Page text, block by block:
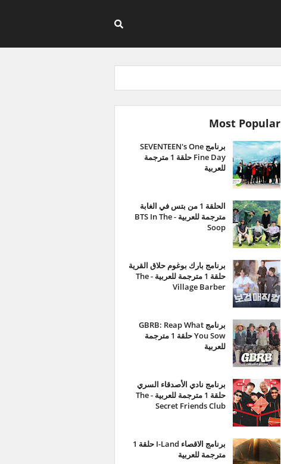
Most Popular
برنامج SEVENTEEN's One
Fine Day حلقة 1 مترجمة
للعربية
الحلقة 1 من بتس في الغابة
مترجمة للعربية - BTS In The
Soop
برنامج بارك بوغوم حلاق القرية
حلقة 1 مترجمة للعربية - The
Village Barber
برنامج GBRB: Reap What
You Sow حلقة 1 مترجمة
للعربية
برنامج نادي الأصدقاء السري
حلقة 1 مترجمة للعربية - The
Secret Friends Club
برنامج الاقصاء I-Land حلقة 1
مترجمة للعربية